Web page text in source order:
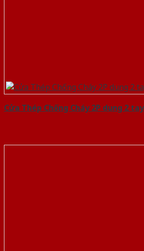
Cửa Thép Chống Cháy 2P dung 2